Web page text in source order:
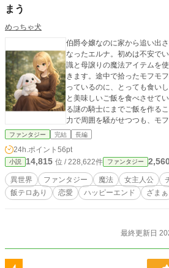
まう
めっちゃ犬
伯爵令嬢なのに家から追い出
なったエルナ。初めは不安で
識と母譲りの魔法アイテムを
きます。途中で拾ったモフモ
っているのに、とっても食い
と美味しいご飯を食べさせて
る謎の騎士にまでご飯を作る
力で周囲を騒がせつつも、モ
ナ。でも、意地悪な家族が、
夕方頃に更新しています。小
す。
ファンタジー 完結 長編
24h.ポイント 56pt
小説 14,815 位 / 228,622件 ファンタジー
異世界 ファンタジー 魔法 女主人公
飯テロあり
恋愛 ハッピーエンド ざまぁ
最終更新日